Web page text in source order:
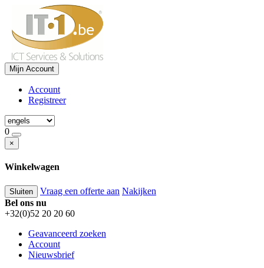
Mijn Account
Account
Registreer
0
×
Winkelwagen
Sluiten Vraag een offerte aan Nakijken
Bel ons nu
+32(0)52 20 20 60
Geavanceerd zoeken
Account
Nieuwsbrief